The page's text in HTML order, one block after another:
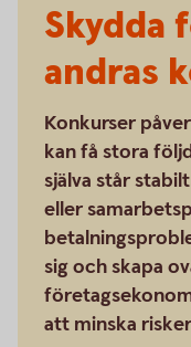
Skydda
andras
Konkurser
kan få stora
själva står
eller
sig och skapa
att minska